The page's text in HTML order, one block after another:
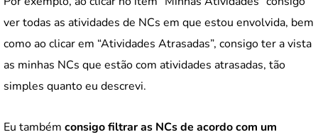
ver todas as atividades de NCs em que estou envolvida, bem
como ao clicar em “Atividades Atrasadas”, consigo ter a vista
as minhas NCs que estão com atividades atrasadas, tão
simples quanto eu descrevi.
Eu também consigo filtrar as NCs de acordo com um